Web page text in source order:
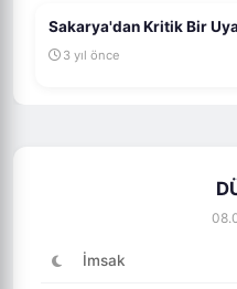
Sakarya'dan Kritik Bir
3 yıl önce
İmsak